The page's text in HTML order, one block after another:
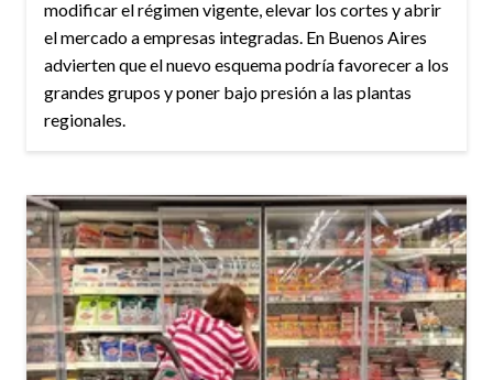
modificar el régimen vigente, elevar los cortes y abrir
el mercado a empresas integradas. En Buenos Aires
advierten que el nuevo esquema podría favorecer a los
grandes grupos y poner bajo presión a las plantas
regionales.